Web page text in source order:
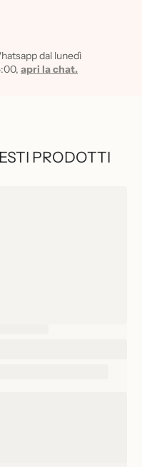
dal lunedì
apri la chat.
PRODOTTI